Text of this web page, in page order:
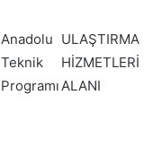
Anadolu
Teknik
Programı
ULAŞTIRMA
HİZMETLERİ
ALANI